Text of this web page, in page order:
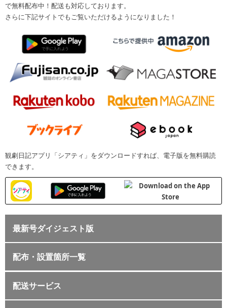
で無料配布中！配送も対応しております。
さらに下記サイトでもご覧いただけるようになりました！
観劇日記アプリ「シアティ」をダウンロードすれば、電子版を無料購読
できます。
最新号ダイジェスト版
配布・設置箇所一覧
配送サービス